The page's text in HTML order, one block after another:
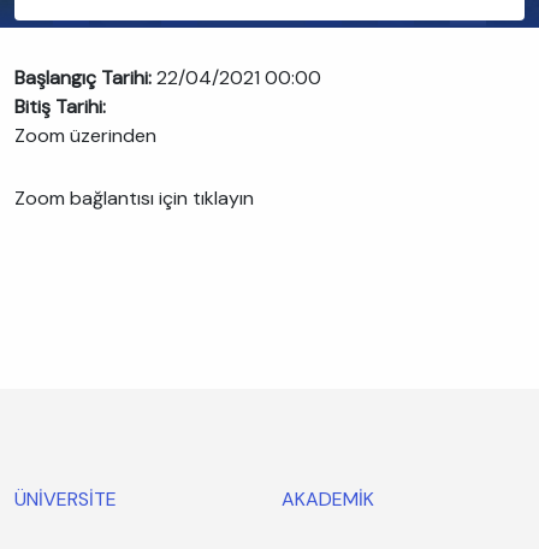
Başlangıç Tarihi:22/04/2021 00:00
Bitiş Tarihi:
Zoom üzerinden
Zoom bağlantısı için tıklayın
ÜNİVERSİTE AKADEMİK